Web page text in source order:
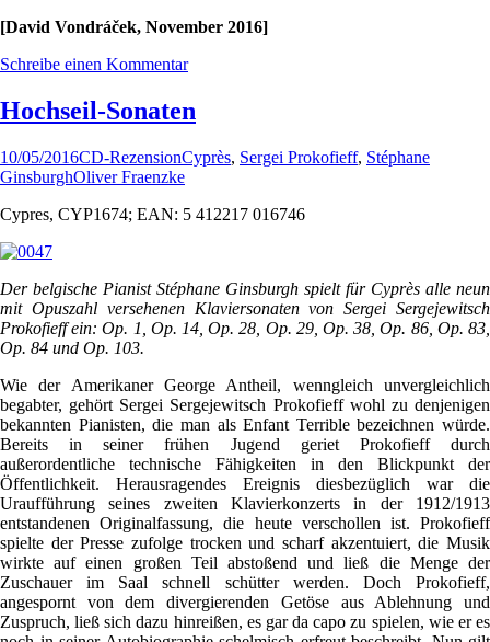
[David Vondráček, November 2016]
Schreibe einen Kommentar
Hochseil-Sonaten
10/05/2016CD-RezensionCyprès, Sergei Prokofieff, Stéphane
GinsburghOliver Fraenzke
Cypres, CYP1674; EAN: 5 412217 016746
Der belgische Pianist Stéphane Ginsburgh spielt für Cyprès alle neun
mit Opuszahl versehenen Klaviersonaten von Sergei Sergejewitsch
Prokofieff ein: Op. 1, Op. 14, Op. 28, Op. 29, Op. 38, Op. 86, Op. 83,
Op. 84 und Op. 103.
Wie der Amerikaner George Antheil, wenngleich unvergleichlich
begabter, gehört Sergei Sergejewitsch Prokofieff wohl zu denjenigen
bekannten Pianisten, die man als Enfant Terrible bezeichnen würde.
Bereits in seiner frühen Jugend geriet Prokofieff durch
außerordentliche technische Fähigkeiten in den Blickpunkt der
Öffentlichkeit. Herausragendes Ereignis diesbezüglich war die
Uraufführung seines zweiten Klavierkonzerts in der 1912/1913
entstandenen Originalfassung, die heute verschollen ist. Prokofieff
spielte der Presse zufolge trocken und scharf akzentuiert, die Musik
wirkte auf einen großen Teil abstoßend und ließ die Menge der
Zuschauer im Saal schnell schütter werden. Doch Prokofieff,
angespornt von dem divergierenden Getöse aus Ablehnung und
Zuspruch, ließ sich dazu hinreißen, es gar da capo zu spielen, wie er es